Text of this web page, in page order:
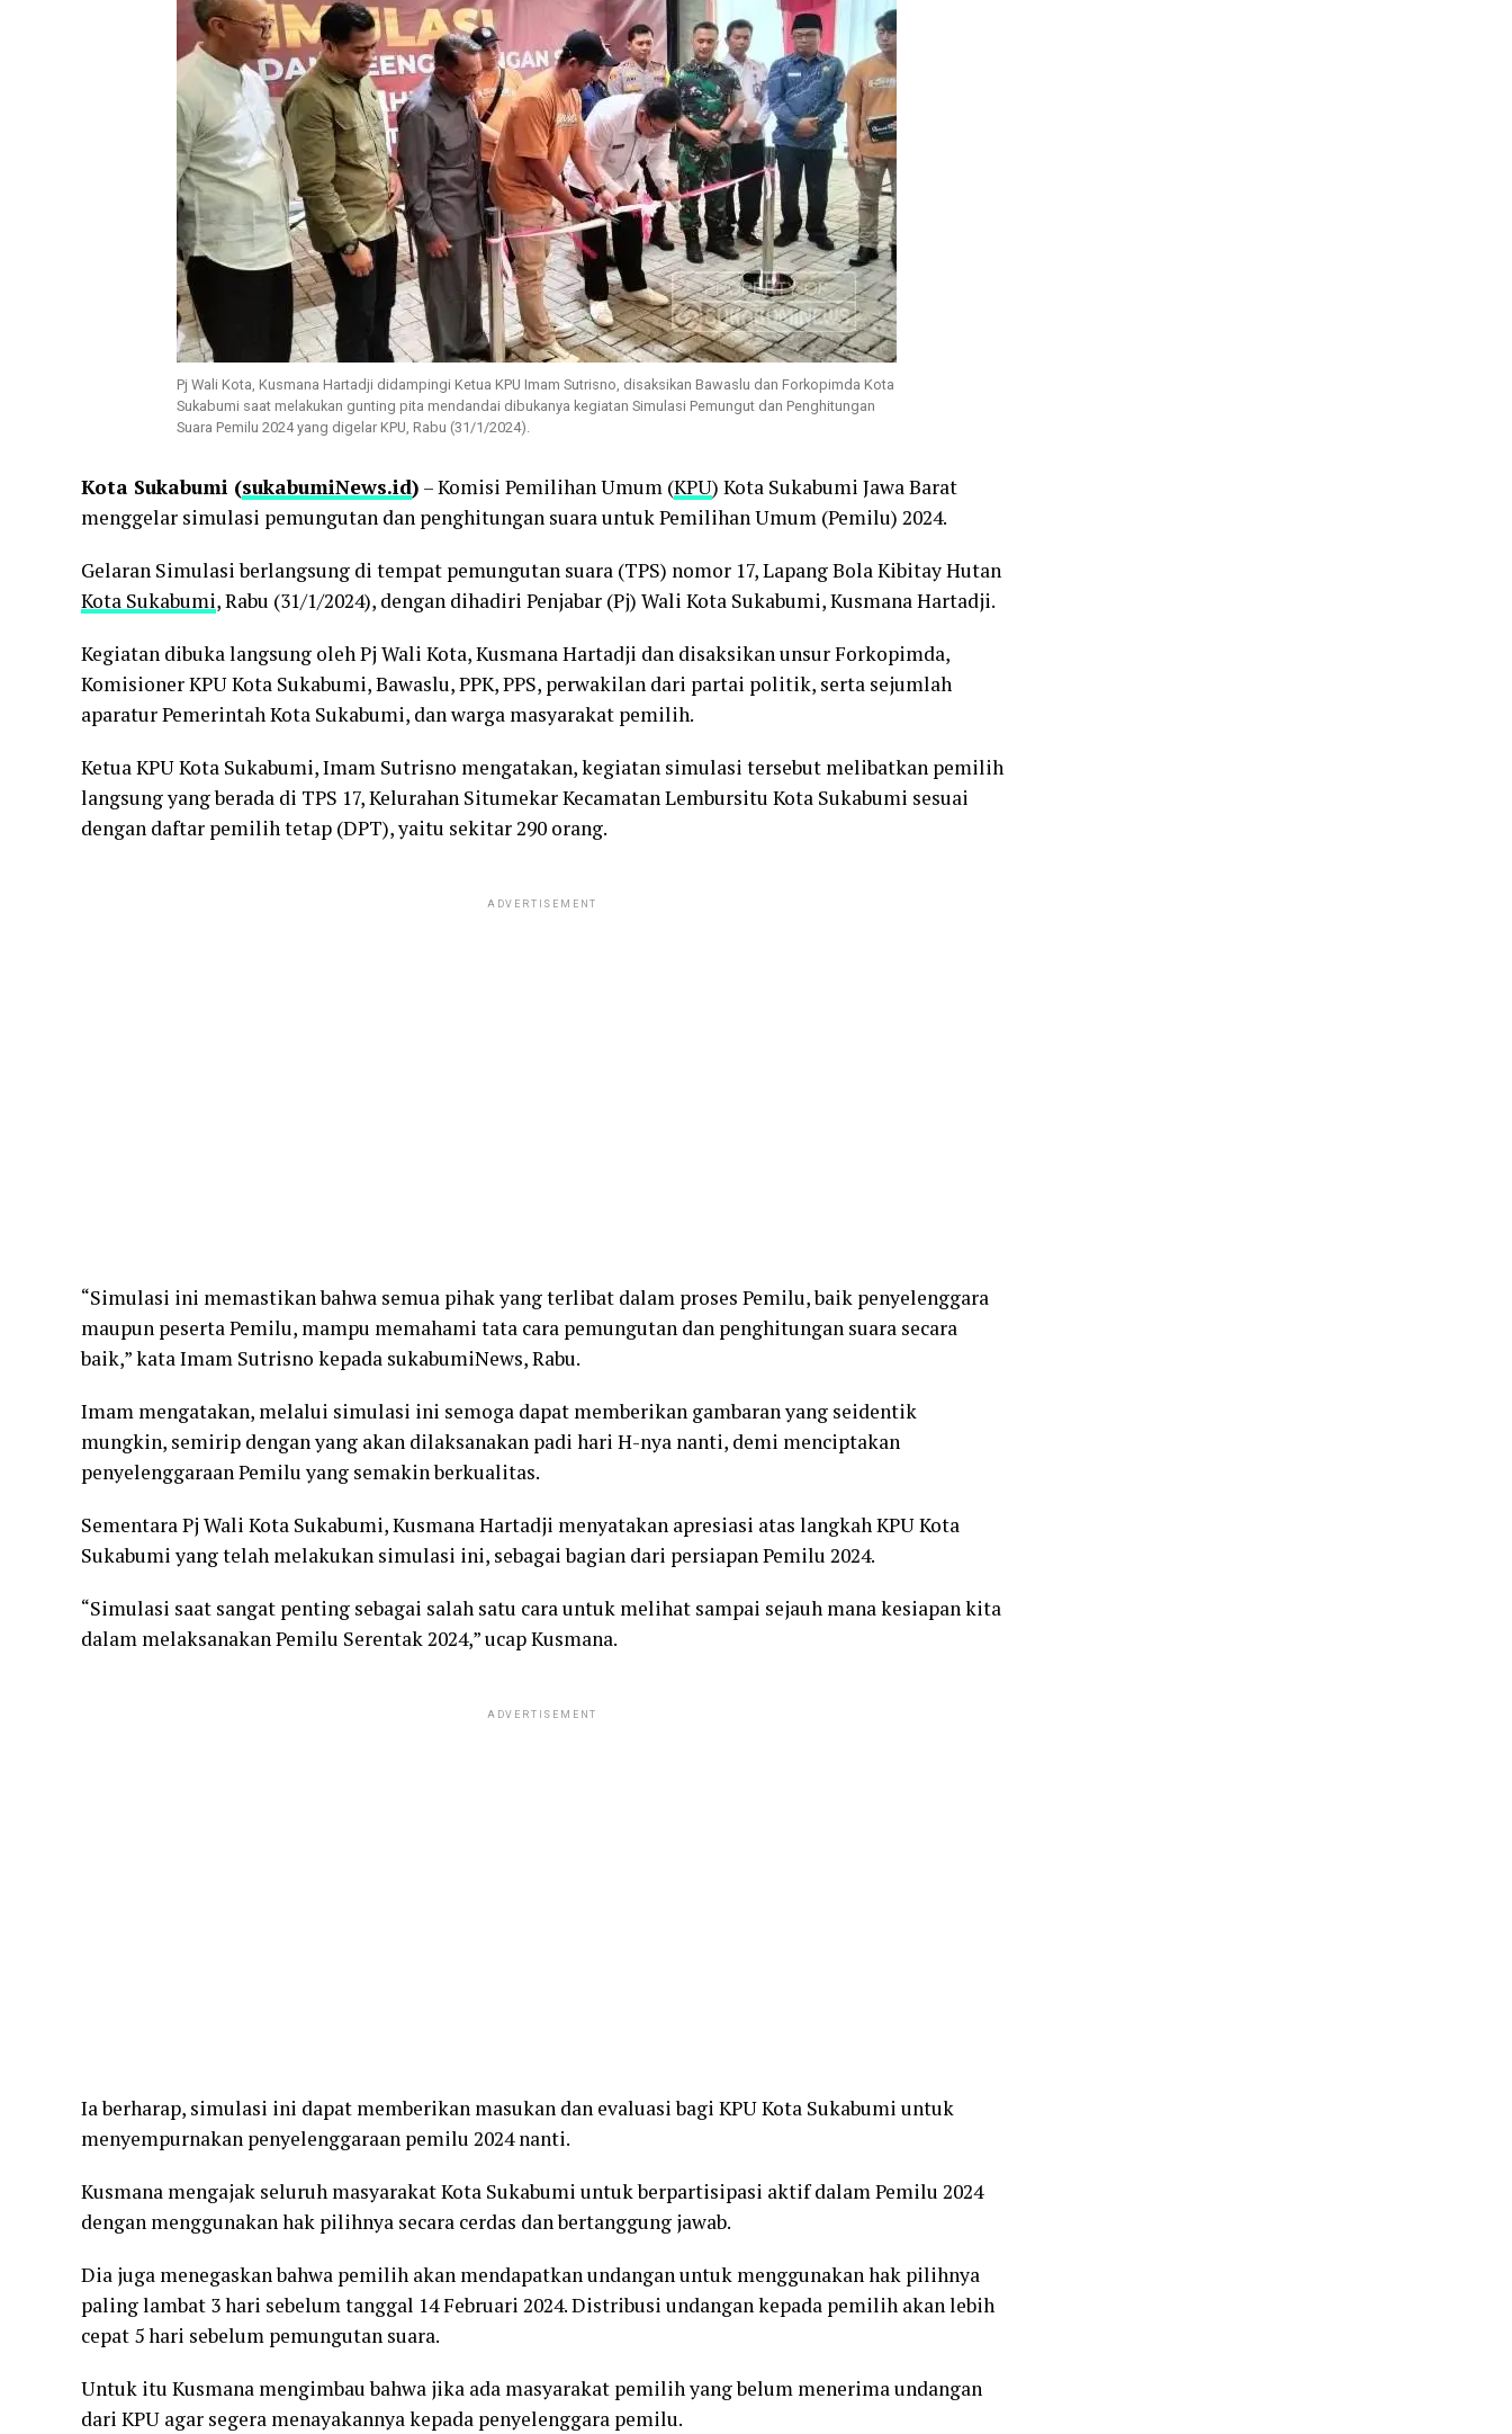
Pj Wali Kota, Kusmana Hartadji didampingi Ketua KPU Imam Sutrisno, disaksikan Bawaslu dan Forkopimda Kota
Sukabumi saat melakukan gunting pita mendandai dibukanya kegiatan Simulasi Pemungut dan Penghitungan
Suara Pemilu 2024 yang digelar KPU, Rabu (31/1/2024).
Kota Sukabumi (sukabumiNews.id) – Komisi Pemilihan Umum (KPU) Kota Sukabumi Jawa Barat
menggelar simulasi pemungutan dan penghitungan suara untuk Pemilihan Umum (Pemilu) 2024.
Gelaran Simulasi berlangsung di tempat pemungutan suara (TPS) nomor 17, Lapang Bola Kibitay Hutan
Kota Sukabumi, Rabu (31/1/2024), dengan dihadiri Penjabar (Pj) Wali Kota Sukabumi, Kusmana Hartadji.
Kegiatan dibuka langsung oleh Pj Wali Kota, Kusmana Hartadji dan disaksikan unsur Forkopimda,
Komisioner KPU Kota Sukabumi, Bawaslu, PPK, PPS, perwakilan dari partai politik, serta sejumlah
aparatur Pemerintah Kota Sukabumi, dan warga masyarakat pemilih.
Ketua KPU Kota Sukabumi, Imam Sutrisno mengatakan, kegiatan simulasi tersebut melibatkan pemilih
langsung yang berada di TPS 17, Kelurahan Situmekar Kecamatan Lembursitu Kota Sukabumi sesuai
dengan daftar pemilih tetap (DPT), yaitu sekitar 290 orang.
ADVERTISEMENT
“Simulasi ini memastikan bahwa semua pihak yang terlibat dalam proses Pemilu, baik penyelenggara
maupun peserta Pemilu, mampu memahami tata cara pemungutan dan penghitungan suara secara
baik,” kata Imam Sutrisno kepada sukabumiNews, Rabu.
Imam mengatakan, melalui simulasi ini semoga dapat memberikan gambaran yang seidentik
mungkin, semirip dengan yang akan dilaksanakan padi hari H-nya nanti, demi menciptakan
penyelenggaraan Pemilu yang semakin berkualitas.
Sementara Pj Wali Kota Sukabumi, Kusmana Hartadji menyatakan apresiasi atas langkah KPU Kota
Sukabumi yang telah melakukan simulasi ini, sebagai bagian dari persiapan Pemilu 2024.
“Simulasi saat sangat penting sebagai salah satu cara untuk melihat sampai sejauh mana kesiapan kita
dalam melaksanakan Pemilu Serentak 2024,” ucap Kusmana.
ADVERTISEMENT
Ia berharap, simulasi ini dapat memberikan masukan dan evaluasi bagi KPU Kota Sukabumi untuk
menyempurnakan penyelenggaraan pemilu 2024 nanti.
Kusmana mengajak seluruh masyarakat Kota Sukabumi untuk berpartisipasi aktif dalam Pemilu 2024
dengan menggunakan hak pilihnya secara cerdas dan bertanggung jawab.
Dia juga menegaskan bahwa pemilih akan mendapatkan undangan untuk menggunakan hak pilihnya
paling lambat 3 hari sebelum tanggal 14 Februari 2024. Distribusi undangan kepada pemilih akan lebih
cepat 5 hari sebelum pemungutan suara.
Untuk itu Kusmana mengimbau bahwa jika ada masyarakat pemilih yang belum menerima undangan
dari KPU agar segera menayakannya kepada penyelenggara pemilu.